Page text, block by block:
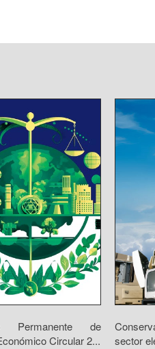
Permanente de
Circular 2...
sector